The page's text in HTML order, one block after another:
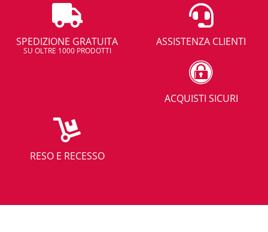
SPEDIZIONE GRATUITA
SU OLTRE 1000 PRODOTTI
ASSISTENZA CLIENTI
ACQUISTI SICURI
RESO E RECESSO